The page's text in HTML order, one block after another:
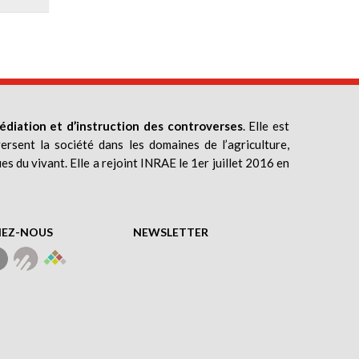
et d’instruction des controverses. Elle est
la société dans les domaines de l’agriculture,
du vivant. Elle a rejoint INRAE le 1er juillet 2016 en
NOUS NEWSLETTER